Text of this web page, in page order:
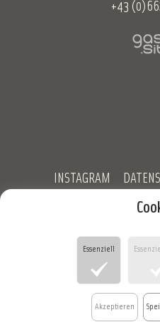
+43
INSTAGRAM
Essenziell
Akzeptieren